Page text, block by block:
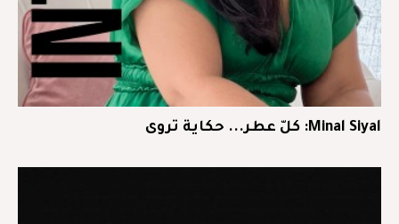
Minal Siyal: كلّ عطر... حكاية تروى